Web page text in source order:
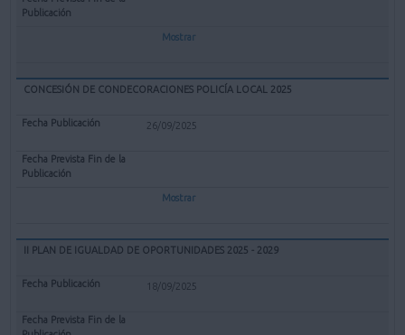
Mostrar
CONCESIÓN DE CONDECORACIONES POLICÍA LOCAL 2025
26/09/2025
Mostrar
II PLAN DE IGUALDAD DE OPORTUNIDADES 2025 - 2029
18/09/2025